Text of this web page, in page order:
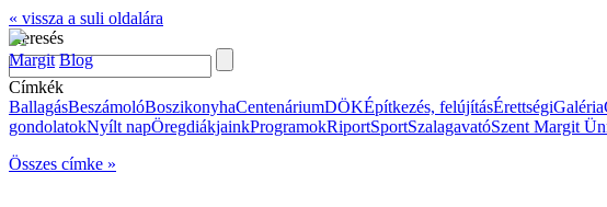
« vissza a suli oldalára
Margit Blog
Keresés
Címkék
BallagásBeszámolóBoszikonyhaCentenáriumDÖKÉpítkezés, felújításÉrettségiGaléria
gondolatokNyílt napÖregdiákjainkProgramokRiportSportSzalagavatóSzent Margit
Összes címke »